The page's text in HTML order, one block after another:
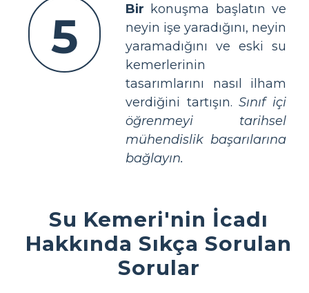
5 Bir konuşma başlatın ve
neyin işe yaradığını, neyin
yaramadığını ve eski su
kemerlerinin
tasarımlarını nasıl ilham
verdiğini tartışın.Sınıf içi
öğrenmeyi tarihsel
mühendislik başarılarına
bağlayın.
Su Kemeri'nin İcadı
Hakkında Sıkça Sorulan
Sorular